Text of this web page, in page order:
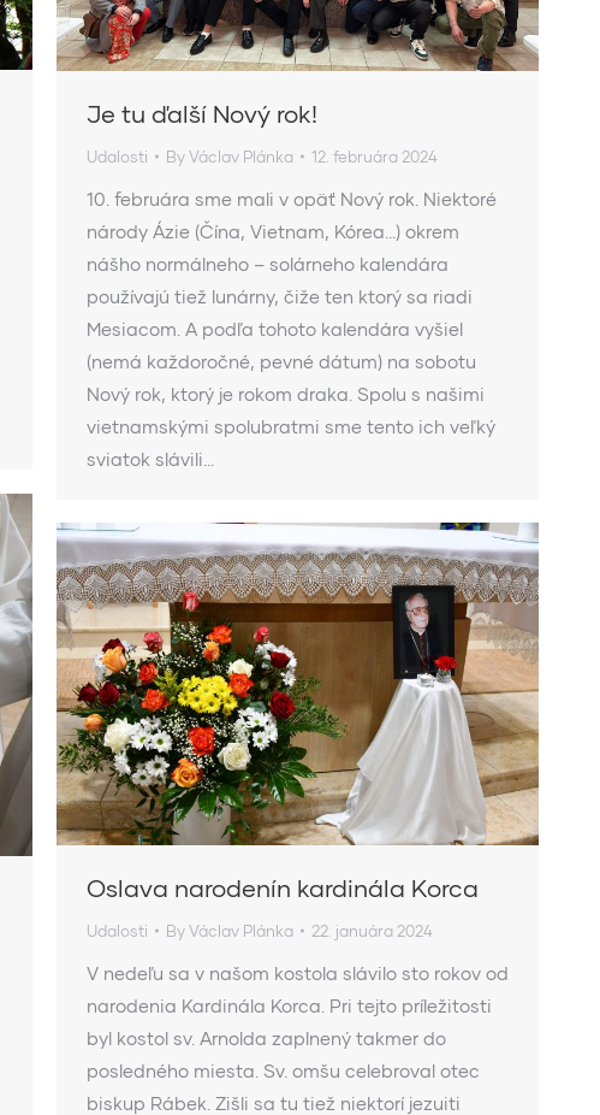
Je tu ďalší Nový rok!
Udalosti ByVáclav Plánka 12. februára 2024
10. februára sme mali v opäť Nový rok. Niektoré
národy Ázie (Čína, Vietnam, Kórea…) okrem
nášho normálneho – solárneho kalendára
používajú tiež lunárny, čiže ten ktorý sa riadi
Mesiacom. A podľa tohoto kalendára vyšiel
(nemá každoročné, pevné dátum) na sobotu
Nový rok, ktorý je rokom draka. Spolu s našimi
vietnamskými spolubratmi sme tento ich veľký
sviatok slávili…
Oslava narodenín kardinála Korca
Udalosti ByVáclav Plánka 22. januára 2024
V nedeľu sa v našom kostola slávilo sto rokov od
narodenia Kardinála Korca. Pri tejto príležitosti
byl kostol sv. Arnolda zaplnený takmer do
posledného miesta. Sv. omšu celebroval otec
biskup Rábek. Zišli sa tu tiež niektorí jezuiti